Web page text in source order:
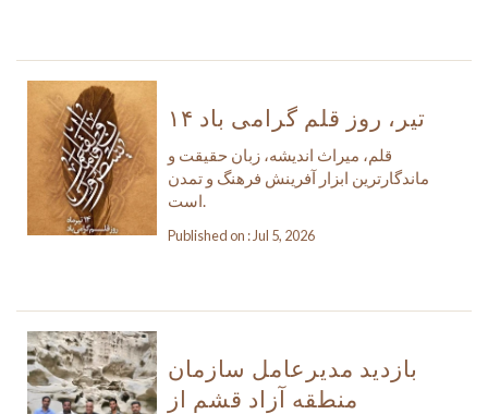
۱۴ تیر، روز قلم گرامی باد
قلم، میراث اندیشه، زبان حقیقت و
ماندگارترین ابزار آفرینش فرهنگ و تمدن
است.
Published on : Jul 5, 2026
بازدید مدیرعامل سازمان
منطقه آزاد قشم از